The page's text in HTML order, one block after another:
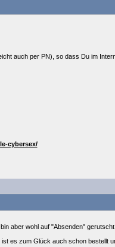
auch per PN), so dass Du im
cybersex/
aber wohl auf "Absenden" gerutscht.
es zum Glück auch schon bestellt